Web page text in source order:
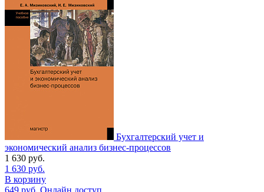
Бухгалтерский учет и
экономический анализ бизнес-процессов
1 630 руб.
1 630 руб.
В корзину
649 руб. Онлайн доступ